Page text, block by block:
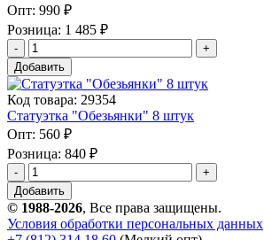
Опт: 990 ₽
Розница: 1 485 ₽
Добавить
Код товара: 29354
Статуэтка "Обезьянки" 8 штук
Опт: 560 ₽
Розница: 840 ₽
Добавить
© 1988-2026, Все права защищены.
Условия обработки персональных данных